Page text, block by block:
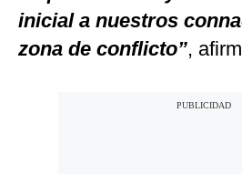
inicial a nuestros
zona de conflicto”,